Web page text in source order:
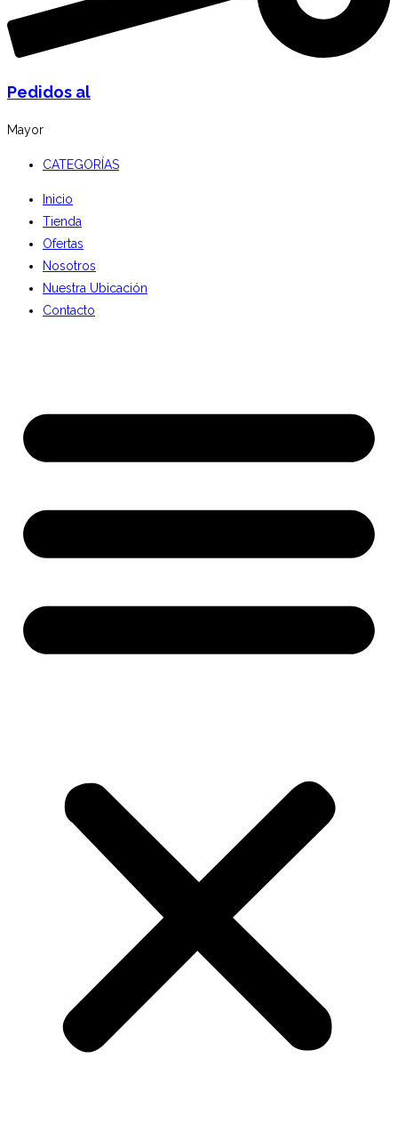
Pedidos al
Mayor
CATEGORÍAS
Inicio
Tienda
Ofertas
Nosotros
Nuestra Ubicación
Contacto